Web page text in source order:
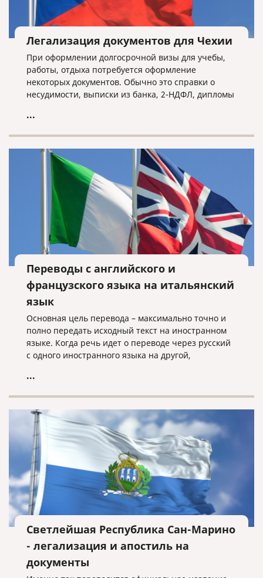
Легализация документов для Чехии
При оформлении долгосрочной визы для учебы,
работы, отдыха потребуется оформление
некоторых документов. Обычно это справки о
несудимости, выписки из банка, 2-НДФЛ, дипломы
...
Переводы с английского и
французского языка на итальянский
язык
Основная цель перевода – максимально точно и
полно передать исходный текст на иностранном
языке. Когда речь идет о переводе через русский
с одного иностранного языка на другой,
...
Светлейшая Республика Сан-Марино
- легализация и апостиль на
документы